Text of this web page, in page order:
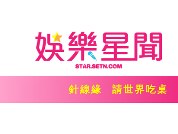
針線緣 請世界吃桌